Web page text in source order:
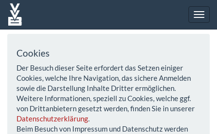
Cookies
Der Besuch dieser Seite erfordert das Setzen einiger
Cookies, welche Ihre Navigation, das sichere Anmelden
sowie die Darstellung Inhalte Dritter ermöglichen.
Weitere Informationen, speziell zu Cookies, welche ggf.
von Drittanbietern gesetzt werden, finden Sie in unserer
Datenschutzerklärung.
Beim Besuch von Impressum und Datenschutz werden